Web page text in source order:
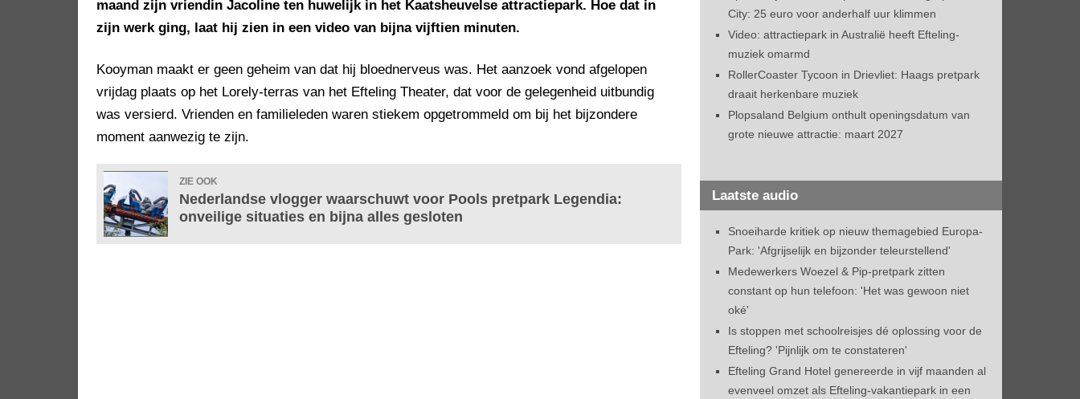
maand zijn vriendin Jacoline ten huwelijk in het Kaatsheuvelse attractiepark. Hoe dat in
zijn werk ging, laat hij zien in een video van bijna vijftien minuten.
Kooyman maakt er geen geheim van dat hij bloednerveus was. Het aanzoek vond afgelopen
vrijdag plaats op het Lorely-terras van het Efteling Theater, dat voor de gelegenheid uitbundig
was versierd. Vrienden en familieleden waren stiekem opgetrommeld om bij het bijzondere
moment aanwezig te zijn.
ZIE OOK
Nederlandse vlogger waarschuwt voor Pools pretpark Legendia:
onveilige situaties en bijna alles gesloten
City: 25 euro voor anderhalf uur klimmen
Video: attractiepark in Australië heeft Efteling-
muziek omarmd
RollerCoaster Tycoon in Drievliet: Haags pretpark
draait herkenbare muziek
Plopsaland Belgium onthult openingsdatum van
grote nieuwe attractie: maart 2027
Laatste audio
Snoeiharde kritiek op nieuw themagebied Europa-
Park: 'Afgrijselijk en bijzonder teleurstellend'
Medewerkers Woezel & Pip-pretpark zitten
constant op hun telefoon: 'Het was gewoon niet
oké'
Is stoppen met schoolreisjes dé oplossing voor de
Efteling? 'Pijnlijk om te constateren'
Efteling Grand Hotel genereerde in vijf maanden al
evenveel omzet als Efteling-vakantiepark in een